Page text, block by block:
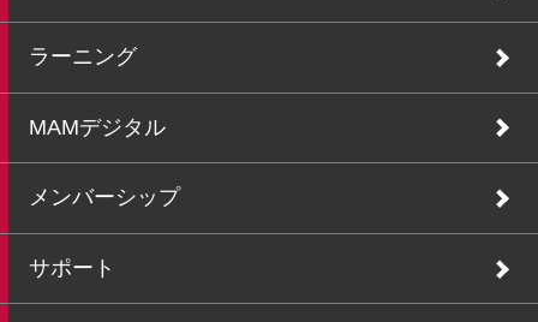
ラーニング
MAMデジタル
メンバーシップ
サポート